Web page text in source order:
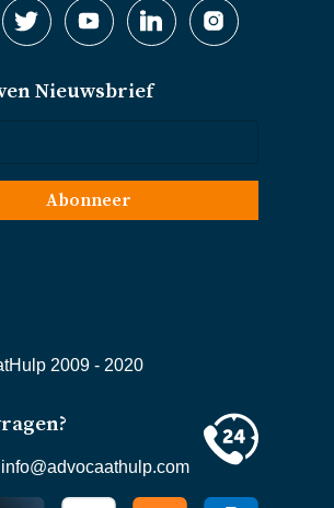
Nieuwsbrief
Abonneer
2009 - 2020
info@advocaathulp.com